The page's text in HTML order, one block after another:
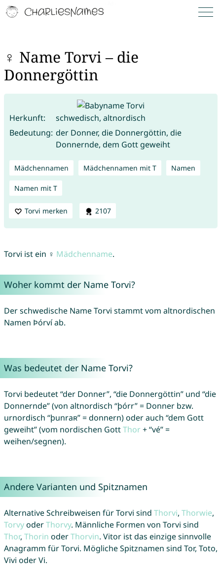
♀ Name Torvi – die
Donnergöttin
Herkunft:
schwedisch, altnordisch
Bedeutung: der Donner, die Donnergöttin, die
Donnernde, dem Gott geweiht
Mädchennamen Mädchennamen mit T Namen
Namen mit T
Torvi merken 2107
Torvi ist ein ♀ Mädchenname.
Woher kommt der Name Torvi?
Der schwedische Name Torvi stammt vom altnordischen
Namen Þórví ab.
Was bedeutet der Name Torvi?
Torvi bedeutet “der Donner”, “die Donnergöttin” und “die
Donnernde” (von altnordisch “þórr” = Donner bzw.
urnordisch “þunraʀ” = donnern) oder auch “dem Gott
geweiht” (vom nordischen GottThor+ “vé” =
weihen/segnen).
Andere Varianten und Spitznamen
Alternative Schreibweisen für Torvi sind Thorvi, Thorwie,
TorvyoderThorvy. Männliche Formen von Torvi sind
Thor, Thorin oderThorvin. Vitor ist das einzige sinnvolle
Anagramm für Torvi. Mögliche Spitznamen sind Tor, Toto,
Vivi oder Vi.